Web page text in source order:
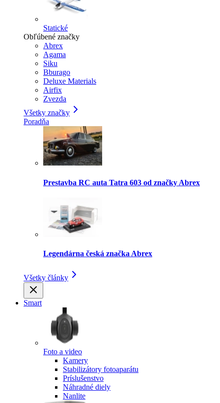
Statické
Obľúbené značky
Abrex
Agama
Siku
Bburago
Deluxe Materials
Airfix
Zvezda
Všetky značky
Poradňa
Prestavba RC auta Tatra 603 od značky Abrex
Legendárna česká značka Abrex
Všetky články
Smart
Foto a video
Kamery
Stabilizátory fotoaparátu
Príslušenstvo
Náhradné diely
Nanlite